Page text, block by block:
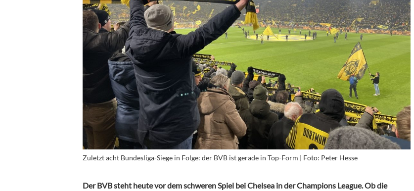
Zuletzt acht Bundesliga-Siege in Folge: der BVB ist gerade in Top-Form | Foto: Peter Hesse
Der BVB steht heute vor dem schweren Spiel bei Chelsea in der Champions League. Ob die